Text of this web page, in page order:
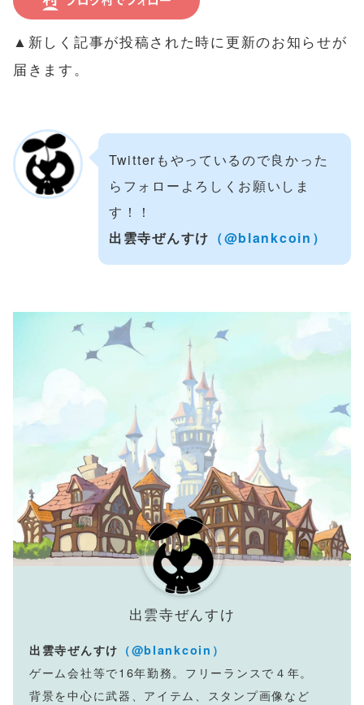
▲新しく記事が投稿された時に更新のお知らせが
届きます。
Twitterもやっているので良かった
らフォローよろしくお願いしま
す！！
出雲寺ぜんすけ （@blankcoin）
出雲寺ぜんすけ
出雲寺ぜんすけ （@blankcoin）
ゲーム会社等で16年勤務。フリーランスで４年。
背景を中心に武器、アイテム、スタンプ画像など